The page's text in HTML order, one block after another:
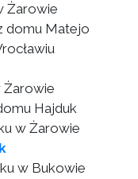
Żarowie
domu Matejo
Żarowie
Hajduk
w Żarowie
w Bukowie